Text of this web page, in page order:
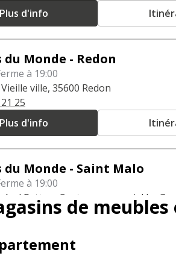
Plus d'info
du Monde - Redon
à 19:00
ville, 35600 Redon
25
Plus d'info
du Monde - Saint Malo
à 19:00
Patton, Centre commercial Le
Plus d'info
de meubles